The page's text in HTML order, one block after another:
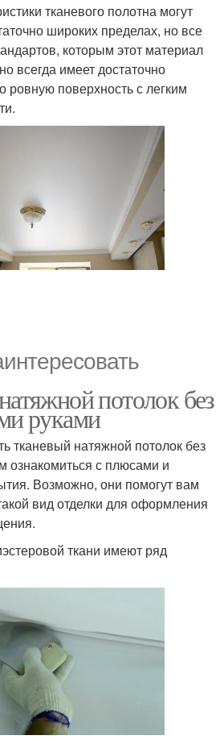
тканевого полотна могут
широких пределах, но все
которым этот материал
всегда имеет достаточно
ровную поверхность с легким
потолок без
руками
тканевый натяжной потолок без
ознакомиться с плюсами и
Возможно, они помогут вам
вид отделки для оформления
ткани имеют ряд